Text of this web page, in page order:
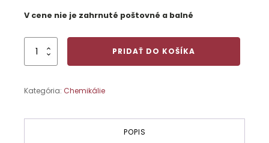
V cene nie je zahrnuté poštovné a balné
množstvo
PRIDAŤ DO KOŠÍKA
Kategória: Chemikálie
POPIS